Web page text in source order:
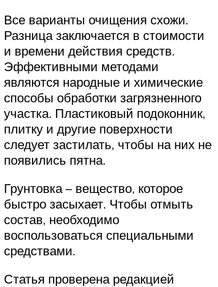
Все варианты очищения схожи.
Разница заключается в стоимости
и времени действия средств.
Эффективными методами
являются народные и химические
способы обработки загрязненного
участка. Пластиковый подоконник,
плитку и другие поверхности
следует застилать, чтобы на них не
появились пятна.
Грунтовка – вещество, которое
быстро засыхает. Чтобы отмыть
состав, необходимо
воспользоваться специальными
средствами.
Статья проверена редакцией